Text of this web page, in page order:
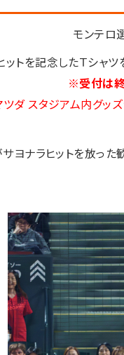
モンテロ
トを記念したＴシャツ
※受付は
ダ スタジアム内グッ
ヨナラヒットを放った